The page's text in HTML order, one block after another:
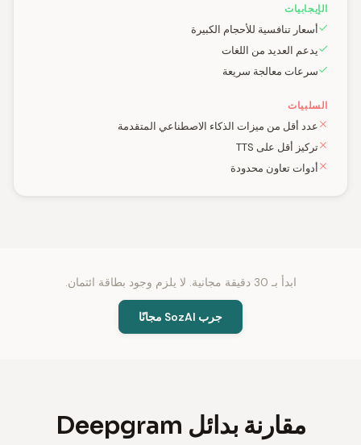
الإيجابيات
أسعار تنافسية للأحجام الكبيرة
يدعم العديد من اللغات
سرعات معالجة سريعة
السلبيات
عدد أقل من ميزات الذكاء الاصطناعي المتقدمة
تركيز أقل على TTS
أدوات تعاون محدودة
ابدأ بـ 30 دقيقة مجانية. لا يلزم وجود بطاقة ائتمان.
جرب SozAI مجانًا
مقارنة بدائل Deepgram